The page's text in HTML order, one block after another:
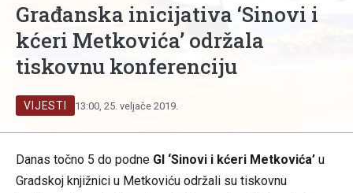
Građanska inicijativa ‘Sinovi i
kćeri Metkovića’ održala
tiskovnu konferenciju
VIJESTI 13:00, 25. veljače 2019.
Danas točno 5 do podne GI ‘Sinovi i kćeri Metkovića’ u
Gradskoj knjižnici u Metkoviću održali su tiskovnu